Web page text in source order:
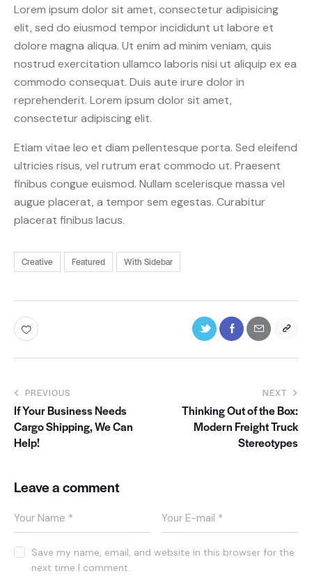
Lorem ipsum dolor sit amet, consectetur adipisicing
elit, sed do eiusmod tempor incididunt ut labore et
dolore magna aliqua. Ut enim ad minim veniam, quis
nostrud exercitation ullamco laboris nisi ut aliquip ex ea
commodo consequat. Duis aute irure dolor in
reprehenderit. Lorem ipsum dolor sit amet,
consectetur adipiscing elit.
Etiam vitae leo et diam pellentesque porta. Sed eleifend
ultricies risus, vel rutrum erat commodo ut. Praesent
finibus congue euismod. Nullam scelerisque massa vel
augue placerat, a tempor sem egestas. Curabitur
placerat finibus lacus.
Creative Featured With Sidebar
PREVIOUS
If Your Business Needs
Cargo Shipping, We Can
Help!
NEXT
Thinking Out of the Box:
Modern Freight Truck
Stereotypes
Leave a comment
Save my name, email, and website in this browser for the
next time I comment.